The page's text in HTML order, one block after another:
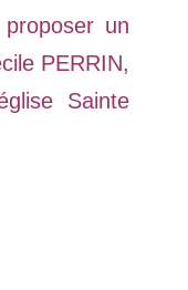
un
PERRIN,
Sainte